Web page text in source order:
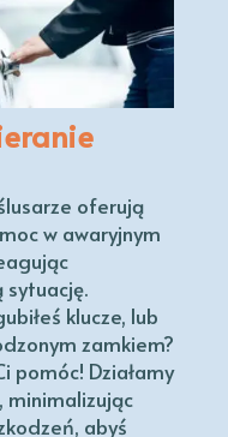
oferują
w awaryjnym
klucze, lub
zamkiem?
pomóc! Działamy
minimalizując
abyś